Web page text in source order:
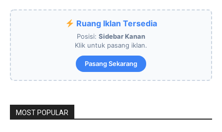
Ruang Iklan Tersedia
Posisi: Sidebar Kanan
Klik untuk pasang iklan.
Pasang Sekarang
MOST POPULAR